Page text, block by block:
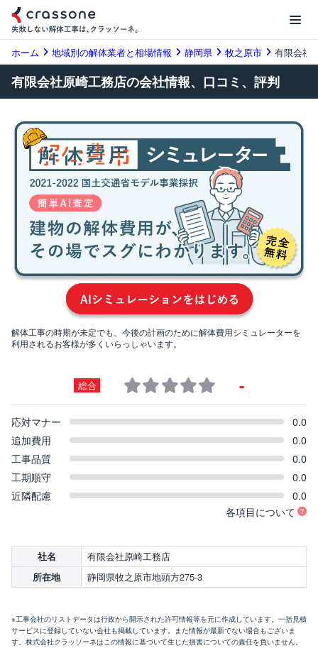
ホーム 地域別の解体業者と相場情報 静岡県 牧之原市 有限会社
有限会社原崎工務店の会社情報、口コミ、評判
解体工事の時期が未定でも、今後の計画のために解体費用シミュレーターを
利用されるお客様が多くいらっしゃいます。
総合 -
応対マナー
0.0
追加費用
0.0
工事品質
0.0
工期順守
0.0
近隣配慮
0.0
各項目について
社名 有限会社原崎工務店
所在地 静岡県牧之原市地頭方275-3
※工事会社のリストデータは行政から開示された許可情報等を元に作成しています。一括見積
サービスに登録していない会社も掲載しています。また情報が最新でない場合もございま
す。株式会社クラッソーネはこの情報に基づいて生じた損害についての責任を負いません。